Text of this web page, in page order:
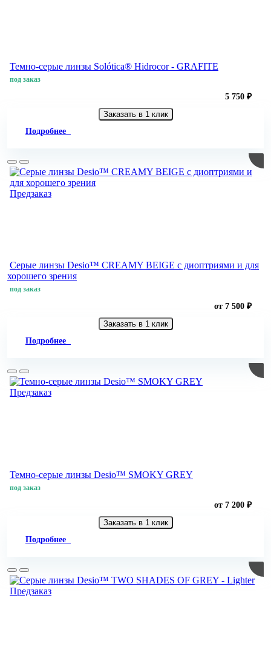
Темно-серые линзы Solótica® Hidrocor - GRAFITE
под заказ
5 750 ₽
Заказать в 1 клик
Подробнее
Предзаказ
Серые линзы Desio™ CREAMY BEIGE с диоптриями и для
хорошего зрения
под заказ
от 7 500 ₽
Заказать в 1 клик
Подробнее
Предзаказ
Темно-серые линзы Desio™ SMOKY GREY
под заказ
от 7 200 ₽
Заказать в 1 клик
Подробнее
Предзаказ